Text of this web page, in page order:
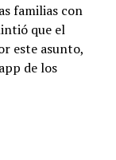
familias con
que el
este asunto,
de los